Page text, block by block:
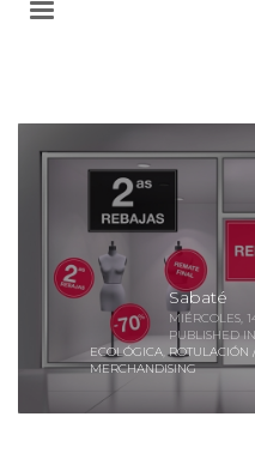
Sabaté
MIÉRCOLES,
PUBLISHED IN
ECOLÓGICA,ROTULACIÓN
MERCHANDISING